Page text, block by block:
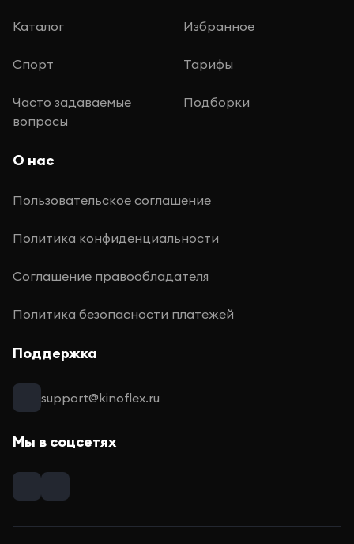
Каталог Избранное
Спорт Тарифы
Часто задаваемые
вопросы
Подборки
О нас
Пользовательское соглашение
Политика конфиденциальности
Соглашение правообладателя
Политика безопасности платежей
Поддержка
support@kinoflex.ru
Мы в соцсетях